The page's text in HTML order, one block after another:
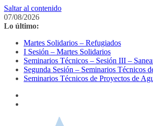
Saltar al contenido
07/08/2026
Lo último:
Martes Solidarios – Refugiados
I Sesión – Martes Solidarios
Seminarios Técnicos – Sesión III –
Segunda Sesión – Seminarios Técnicos
Seminarios Técnicos de Proyectos de